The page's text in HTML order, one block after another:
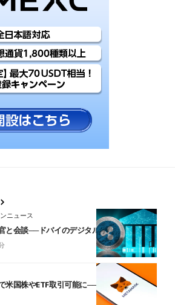
ニュース
と会談──ドバイのデジタル資産戦略に言及
米国株やETF取引可能に──オンド・ファイ